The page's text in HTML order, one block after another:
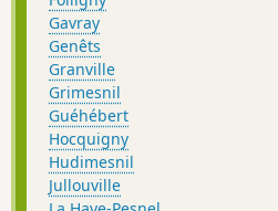
Gavray
Genêts
Granville
Grimesnil
Guéhébert
Hocquigny
Hudimesnil
Jullouville